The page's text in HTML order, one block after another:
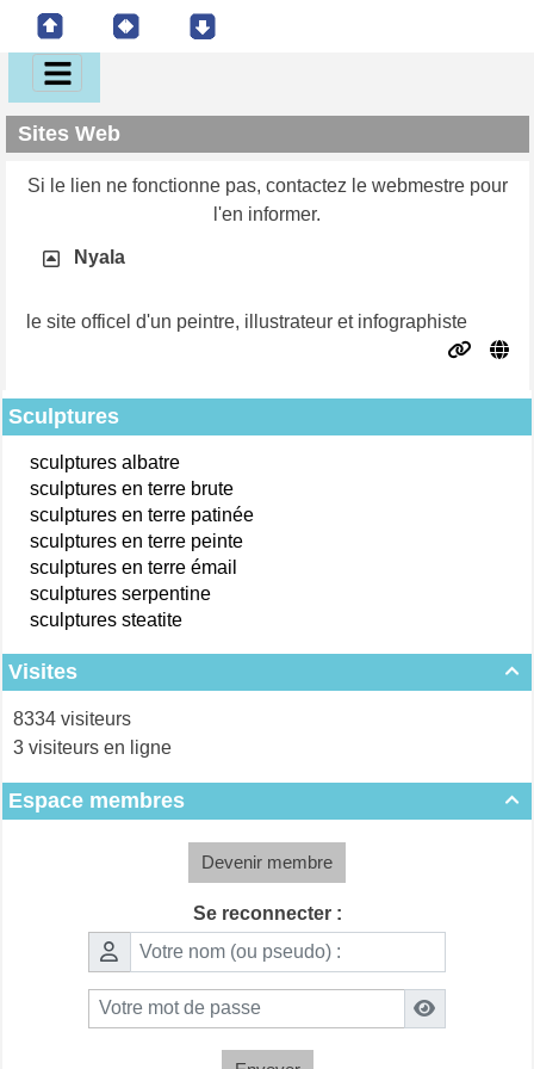
Sculptures
sculptures albatre
sculptures en terre brute
sculptures en terre patinée
sculptures en terre peinte
sculptures en terre émail
sculptures serpentine
sculptures steatite

Visites
8334 visiteurs
3 visiteurs en ligne

Espace membres
Devenir membre
Se reconnecter :
Sites Web
Si le lien ne fonctionne pas, contactez le webmestre pour
l'en informer.
Nyala
le site officel d'un peintre, illustrateur et infographiste